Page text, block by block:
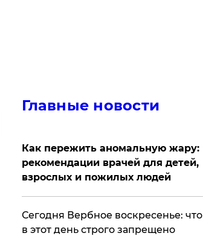
Главные новости
Как пережить аномальную жару:
рекомендации врачей для детей,
взрослых и пожилых людей
​Сегодня Вербное воскресенье: что
в этот день строго запрещено